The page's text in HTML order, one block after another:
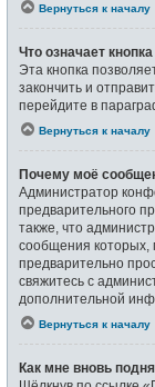
Вернуться к началу
Что означает
Эта кнопка
закончить и
перейдите в
Вернуться к началу
Почему моё
Администратор
предварительного
также, что
сообщения
предварительно
свяжитесь с
дополнительной
Вернуться к началу
Как мне вновь